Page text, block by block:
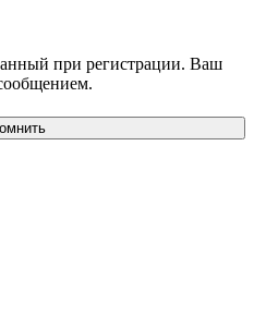
при регистрации. Ваш